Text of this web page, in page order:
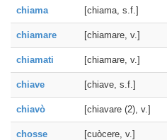
chiama [chiama, s.f.]
chiamare [chiamare, v.]
chiamati [chiamare, v.]
chiave [chiave, s.f.]
chiavò [chiavare (2), v.]
chosse [cuòcere, v.]